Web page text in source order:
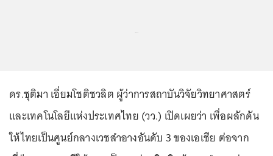
ดร.ชุติมา เอี่ยมโชติชวลิต ผู้ว่าการสถาบันวิจัยวิทยาศาสตร์
และเทคโนโลยีแห่งประเทศไทย (วว.) เปิดเผยว่า เพื่อผลักดัน
ให้ไทยเป็นศูนย์กลางเวชสำอางอันดับ 3 ของเอเชีย ต่อจาก